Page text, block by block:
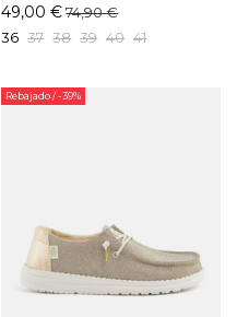
SEQUIN LACE Blanco
49,00 € 74,90 €
36 37 38 39 40 41
Rebajado/ -39%